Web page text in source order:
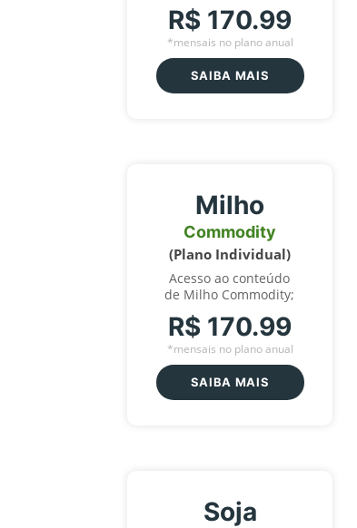
R$ 170.99
*mensais no plano anual
SAIBA MAIS
Milho
Commodity
(Plano Individual)
Acesso ao conteúdo
de Milho Commodity;
R$ 170.99
*mensais no plano anual
SAIBA MAIS
Soja